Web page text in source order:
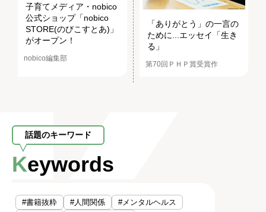
子育てメディア・nobico
公式ショップ「nobico
STORE(のびこすとあ)」
がオープン！
nobico編集部
「ありがとう」の一言の
ために...エッセイ「生き
る」
第70回ＰＨＰ賞受賞作
話題のキーワード
Keywords
#書籍抜粋 #人間関係
#メンタルヘルス